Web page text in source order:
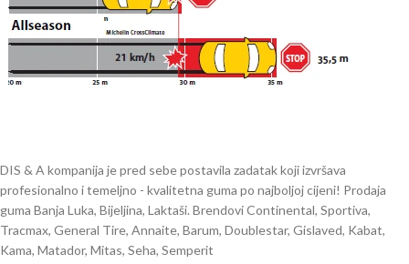
DIS & A kompanija je pred sebe postavila zadatak koji izvršava
profesionalno i temeljno - kvalitetna guma po najboljoj cijeni! Prodaja
guma Banja Luka, Bijeljina, Laktaši. Brendovi Continental, Sportiva,
Tracmax, General Tire, Annaite, Barum, Doublestar, Gislaved, Kabat,
Kama, Matador, Mitas, Seha, Semperit